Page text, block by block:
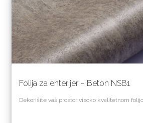
Folija za enterijer – Beton NSB1
Dekorišite vaš prostor visoko kvalitetnom